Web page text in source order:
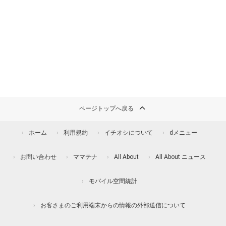
ページトップへ戻る
ホーム 利用規約 イチオシについて dメニュー
お問い合わせ ママテナ All About All About ニュース
モバイル空間統計
お客さまのご利用端末からの情報の外部送信について